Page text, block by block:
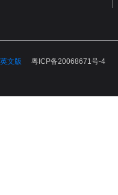
英文版 粤ICP备20068671号-4